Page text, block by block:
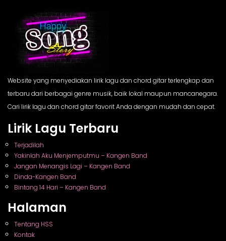
Website yang menyediakan lirik lagu dan chord gitar terlengkap dan
terbaru dari berbagai genre musik, baik lokal maupun mancanegara.
Cari lirik lagu dan chord gitar favorit Anda dengan mudah dan cepat.
Lirik Lagu Terbaru
Terjadilah
Yakinlah Aku Menjemputmu – Kangen Band
Jangan Menangis Lagi – Kangen Band
Dinda-Kangen Band
Bintang 14 Hari – Kangen Band
Halaman
Tentang HSS
Kontak